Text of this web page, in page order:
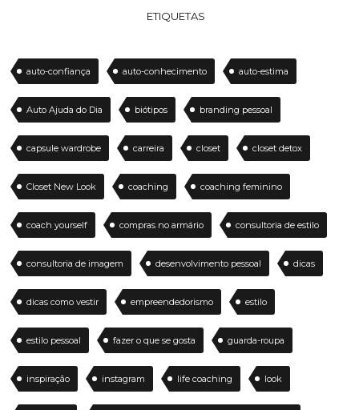
ETIQUETAS
auto-confiança auto-conhecimento auto-estima
Auto Ajuda do Dia biótipos branding pessoal
capsule wardrobe carreira closet closet detox
Closet New Look coaching coaching feminino
coach yourself compras no armário consultoria de estilo
consultoria de imagem desenvolvimento pessoal dicas
dicas como vestir empreendedorismo estilo
estilo pessoal fazer o que se gosta guarda-roupa
inspiração instagram life coaching look